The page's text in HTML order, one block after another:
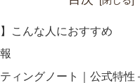
】こんな人におすすめ
ィングノート｜公式特性